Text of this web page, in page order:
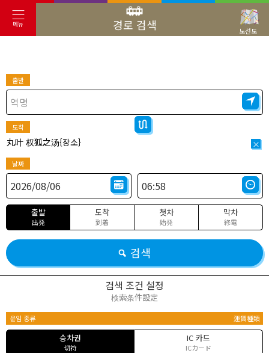
메뉴 경로 검색 노선도
출발
도착
丸叶 权狐之汤{장소} ×
날짜
출발
出発
도착
到着
첫차
始発
막차
終電
검색
검색 조건 설정
検索条件設定
운임 종류 運賃種類
승차권
切符
IC 카드
ICカード